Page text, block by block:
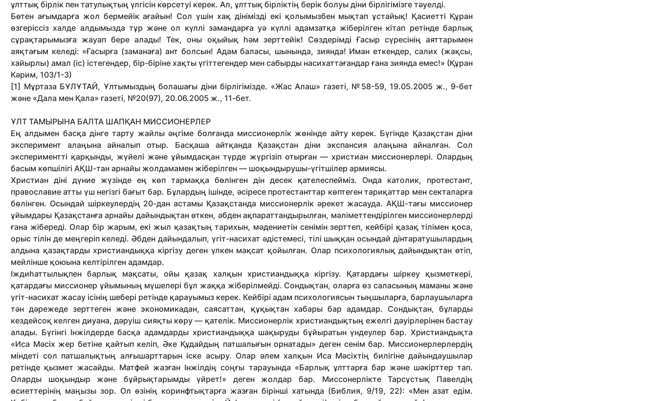
ұлттық бірлік пен татулықтың үлгісін көрсетуі керек. Ал, ұлттық бірліктің берік болуы діни бірлігімізге тәуелді.
Бөтен ағымдарға жол бермейік ағайын! Сол үшін хақ дінімізді екі қолымызбен мықтап ұстайық! Қасиетті Құран
өзгеріссіз халде алдымызда тұр және ол күллі замандарға уә күллі адамзатқа жіберілген кітап ретінде барлық
сұрақтарымызға жауап бере алады! Тек, оны оқыйық һәм зерттейік! Сөздерімді Ғасыр сүресінің аяттарымен
аяқтағым келеді: «Ғасырға (заманаға) ант болсын! Адам баласы, шынында, зиянда! Иман еткендер, салих (жақсы,
хайырлы) амал (іс) істегендер, бір-біріне хақты үгіттегендер мен сабырды насихаттағандар ғана зиянда емес!» (Құран
Кәрим, 103/1-3)
[1] Мұртаза БҰЛҰТАЙ, Ұлтымыздың болашағы діни бірлігімізде. «Жас Алаш» газеті, №58-59, 19.05.2005 ж., 9-бет
және «Дала мен Қала» газеті, №20(97), 20.06.2005 ж., 11-бет.
ҰЛТ ТАМЫРЫНА БАЛТА ШАПҚАН МИССИОНЕРЛЕР
Ең алдымен басқа дінге тарту жайлы әңгіме болғанда миссионерлік жөнінде айту керек. Бүгінде Қазақстан діни
экcперимент алаңына айналып отыр. Басқаша айтқанда Қазақстан діни экспанcия алаңына айналған. Сол
экспериментті қарқынды, жүйелі және ұйымдасқан түрде жүргізіп отырған — христиан миссионерлері. Олардың
басым көпшілігі АҚШ-тан арнайы жолдамамен жіберілген — шоқындырушы-үгітшілер армиясы.
Христиан діні дүние жүзінде ең көп тармаққа бөлінген дін десек қателеспейміз. Онда католик, протестант,
православие атты үш негізгі бағыт бар. Бұлардың ішінде, әсіресе протестанттар көптеген тариқаттар мен секталарға
бөлінген. Осындай шіркеулердің 20-дан астамы Қазақстанда миссионерлік әрекет жасауда. АҚШ-тағы миссионер
ұйымдары Қазақстанға арнайы дайындықтан өткен, әбден ақпараттандырылған, мәліметтендірілген миссионерлерді
ғана жібереді. Олар бір жарым, екі жыл қазақтың тарихын, мәдениетін сенімін зерттеп, кейбірі қазақ тілімен қоса,
орыс тілін де меңгеріп келеді. Әбден дайындалып, үгіт-насихат әдістемесі, тілі шыққан осындай дінтаратушылардың
алдына қазақтарды христиандыққа кіргізу деген үлкен мақсат қойылған. Олар психологиялық дайындықтан өтіп,
мейлінше қоюына келтірілген адамдар.
Іждиhаттылықпен барлық мақсаты, ойы қазақ халқын христиандыққа кіргізу. Қатардағы шіркеу қызметкері,
қатардағы миссионер ұйымының мүшелері бұл жаққа жіберілмейді. Сондықтан, оларға өз саласының маманы және
үгіт-насихат жасау ісінің шебері ретінде қарауымыз керек. Кейбірі адам психологиясын тыңшыларға, барлаушыларға
тән дәрежеде зерттеген және экономикадан, саясаттан, құқықтан хабары бар адамдар. Сондықтан, бұларды
кездейсоқ келген диуана, дәруіш сияқты көру — қателік. Миссионерлік христиандықтың ежелгі дәуірлерінен бастау
алады. Бүгінгі Інжілдерде басқа адамдарды христиандыққа шақыруды бұйыратын үндеулер бар. Христиандықта
«Иса Мәсіх жер бетіне қайтып келіп, Әке Құдайдың патшалығын орнатады» деген сенім бар. Миссионерлерлердің
міндеті сол патшалықтың алғышарттарын іске асыру. Олар әлем халқын Иса Мәсіхтің билігіне дайындаушылар
ретінде қызмет жасайды. Матфей жазған Інжілдің соңғы тарауында «Барлық ұлттарға бар және шәкірттер тап.
Оларды шоқындыр және бұйрықтарымды үйрет!» деген жолдар бар. Миссонерлікте Тарсұстық Павелдің
өсиеттерінің маңызы зор. Ол өзінің коринфтықтарға жазған бірінші хатында (Библия, 9/19, 22): «Мен азат едім.